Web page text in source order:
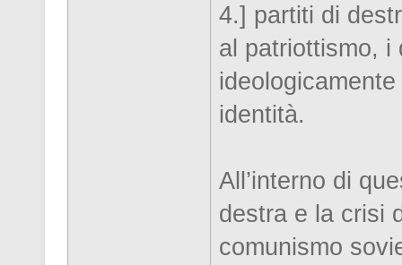
4.] partiti di
al patriottismo, i
identità.
All’interno di
destra e la crisi
comunismo